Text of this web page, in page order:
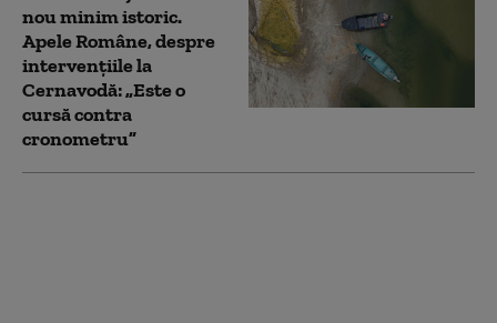
nou minim istoric.
Apele Române, despre
intervențiile la
Cernavodă: „Este o
cursă contra
cronometru”